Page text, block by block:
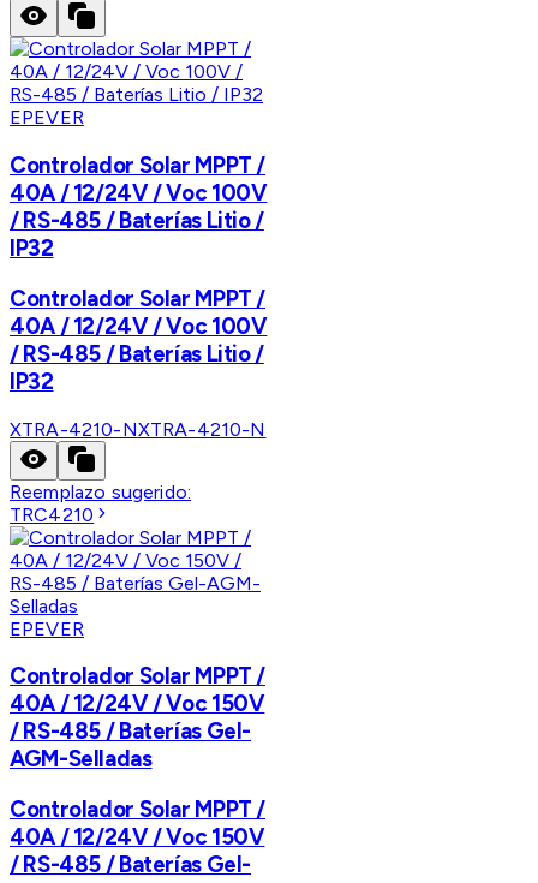
EPEVER
Controlador Solar MPPT /
40A / 12/24V / Voc 100V
/ RS-485 / Baterías Litio /
IP32
Controlador Solar MPPT /
40A / 12/24V / Voc 100V
/ RS-485 / Baterías Litio /
IP32
XTRA-4210-NXTRA-4210-N
Reemplazo sugerido:
TRC4210
EPEVER
Controlador Solar MPPT /
40A / 12/24V / Voc 150V
/ RS-485 / Baterías Gel-
AGM-Selladas
Controlador Solar MPPT /
40A / 12/24V / Voc 150V
/ RS-485 / Baterías Gel-